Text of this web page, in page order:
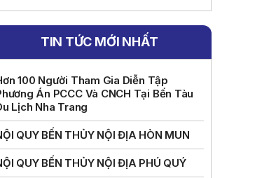
TIN TỨC MỚI NHẤT
100 Người Tham Gia Diễn Tập
Án PCCC Và CNCH Tại Bến Tàu
Lịch Nha Trang
QUY BẾN THỦY NỘI ĐỊA HÒN MUN
QUY BẾN THỦY NỘI ĐỊA PHÚ QUÝ